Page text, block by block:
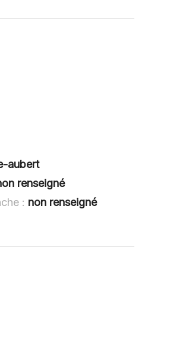
aubert
renseigné
: non renseigné